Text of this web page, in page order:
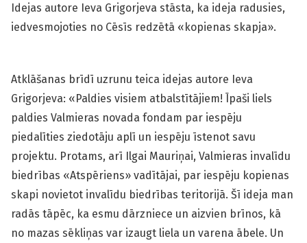
Idejas autore Ieva Grigorjeva stāsta, ka ideja radusies,
iedvesmojoties no Cēsīs redzētā «kopienas skapja».
Atklāšanas brīdī uzrunu teica idejas autore Ieva
Grigorjeva: «Paldies visiem atbalstītājiem! Īpaši liels
paldies Valmieras novada fondam par iespēju
piedalīties ziedotāju aplī un iespēju īstenot savu
projektu. Protams, arī Ilgai Mauriņai, Valmieras invalīdu
biedrības «Atspēriens» vadītājai, par iespēju kopienas
skapi novietot invalīdu biedrības teritorijā. Šī ideja man
radās tāpēc, ka esmu dārzniece un aizvien brīnos, kā
no mazas sēkliņas var izaugt liela un varena ābele. Un